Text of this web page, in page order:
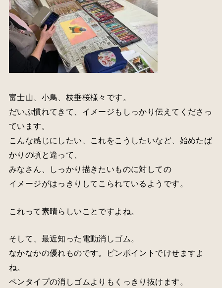
富士山、小鳥、枝垂桜様々です。
だいぶ慣れてきて、イメージもしっかり伝えてくださっ
ています。
こんな感じにしたい、これをこうしたいなど、始めたば
かりの頃と違って、
みなさん、しっかり描きたいものに対しての
イメージがはっきりしてこられているようです。
これって素晴らしいことですよね。
そして、最近知った電動消しゴム。
なかなかの優れものです。ピンポイントでけせますよ
ね。
ペンタイプの消しゴムよりもくっきり抜けます。